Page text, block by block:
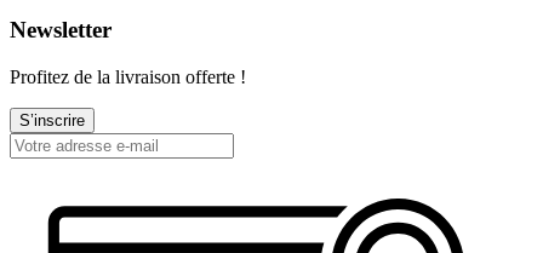
Newsletter
Profitez de la livraison offerte !
S’inscrire